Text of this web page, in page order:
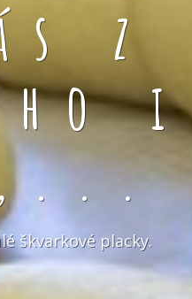
z
i
škvarkové placky.